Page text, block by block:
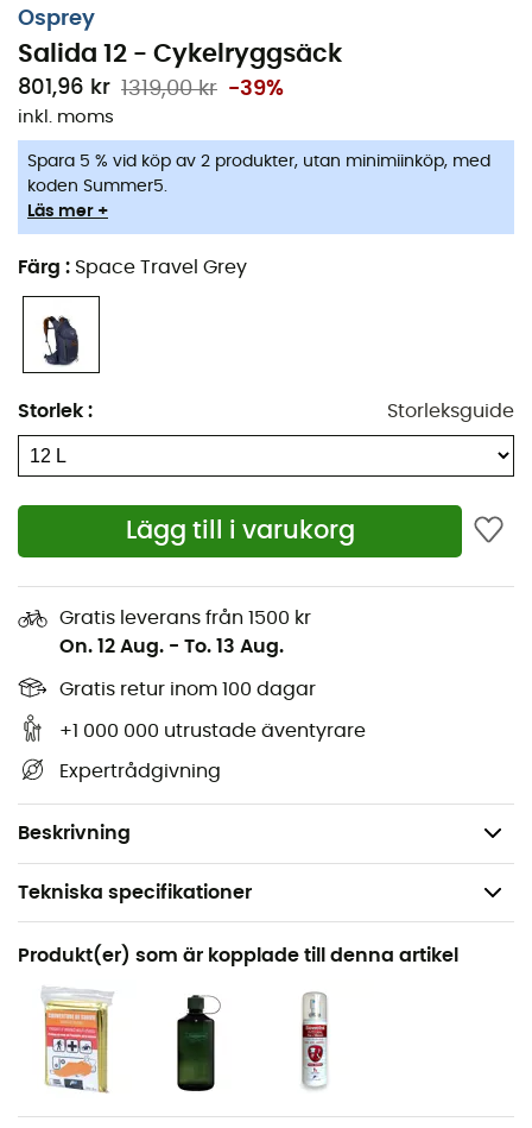
Osprey
Salida 12 - Cykelryggsäck
801,96 kr 1319,00 kr -39%
inkl. moms
Spara 5 % vid köp av 2 produkter, utan minimiinköp, med
koden Summer5.
Läs mer +
Färg : Space Travel Grey
Storlek : Storleksguide
Lägg till i varukorg
Gratis leverans från 1500 kr
On. 12 Aug. - To. 13 Aug.
Gratis retur inom 100 dagar
+1 000 000 utrustade äventyrare
Expertrådgivning
Beskrivning
Osprey. Denna ryggsäck med en volym på
kompatibel med ett hydreringssystem, är perfekt för att
följa med dig på dina äventyr. Tillverkad av polyester är
denna ryggsäck mycket robust och hållbar. Extremt lätt
och utrustad med en AirScape-ryggpanel, kommer den
att erbjuda exceptionell komfort och anpassa sig
perfekt till din rygg för att ge dig en enastående
rörelsefrihet. Inuti har den flera fickor så att du kan
förvara och organisera dina nödvändigheter för resan.
Panelåtkomst med dragkedja
Repfri ficka för glasögon och elektroniska enheter
Internt hydreringsfack
Nyckelklämma inuti
LidLock™ cykelhjälmshållare
Bröstrem med magnetspänne
Reflekterande remsor
Fäste för LED-lampa
Främre förvaringsficka
Kompatibel med hydreringssystem
Vikt: 600 g
Tekniska specifikationer
Rekommenderad för
Vandring / Trailrunning / Mountainbike / Cykel
Dam
Vikt
Produkt(er) som är kopplade till denna artikel